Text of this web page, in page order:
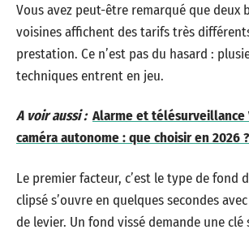
Vous avez peut-être remarqué que deux
voisines affichent des tarifs très
prestation. Ce n’est pas du hasard :
techniques entrent en jeu.
A voir aussi : Alarme et télésurveillance
caméra autonome : que choisir en 2026 ?
Le premier facteur, c’est le type de fond
clipsé s’ouvre en quelques secondes
de levier. Un fond vissé demande une